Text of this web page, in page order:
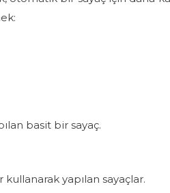
basit bir sayaç.
yapılan sayaçlar.